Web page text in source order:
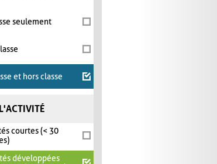
seulement
et hors classe
courtes (< 30
développées